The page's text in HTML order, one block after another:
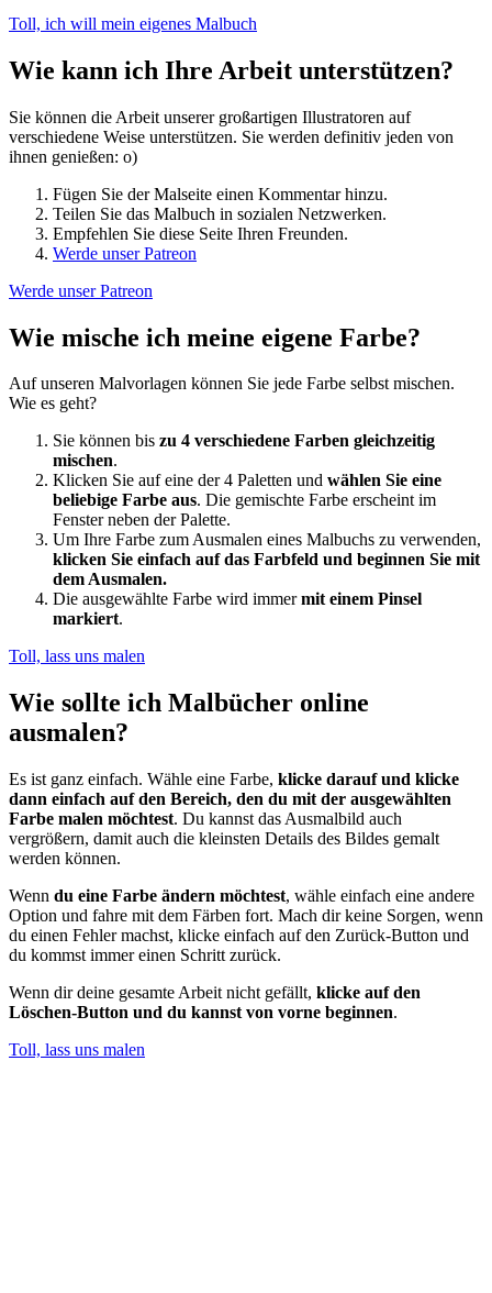
Toll, ich will mein eigenes Malbuch
Wie kann ich Ihre Arbeit unterstützen?
Sie können die Arbeit unserer großartigen Illustratoren auf
verschiedene Weise unterstützen. Sie werden definitiv jeden von
ihnen genießen: o)
Fügen Sie der Malseite einen Kommentar hinzu.
Teilen Sie das Malbuch in sozialen Netzwerken.
Empfehlen Sie diese Seite Ihren Freunden.
Werde unser Patreon
Werde unser Patreon
Wie mische ich meine eigene Farbe?
Auf unseren Malvorlagen können Sie jede Farbe selbst mischen.
Wie es geht?
Sie können bis zu 4 verschiedene Farben gleichzeitig
mischen.
Klicken Sie auf eine der 4 Paletten und wählen Sie eine
beliebige Farbe aus. Die gemischte Farbe erscheint im
Fenster neben der Palette.
Um Ihre Farbe zum Ausmalen eines Malbuchs zu verwenden,
klicken Sie einfach auf das Farbfeld und beginnen Sie mit
dem Ausmalen.
Die ausgewählte Farbe wird immermit einem Pinsel
markiert.
Toll, lass uns malen
Wie sollte ich Malbücher online
ausmalen?
Es ist ganz einfach. Wähle eine Farbe, klicke darauf und klicke
dann einfach auf den Bereich, den du mit der ausgewählten
Farbe malen möchtest. Du kannst das Ausmalbild auch
vergrößern, damit auch die kleinsten Details des Bildes gemalt
werden können.
Wenn du eine Farbe ändern möchtest, wähle einfach eine andere
Option und fahre mit dem Färben fort. Mach dir keine Sorgen, wenn
du einen Fehler machst, klicke einfach auf den Zurück-Button und
du kommst immer einen Schritt zurück.
Wenn dir deine gesamte Arbeit nicht gefällt, klicke auf den
Löschen-Button und du kannst von vorne beginnen.
Toll, lass uns malen